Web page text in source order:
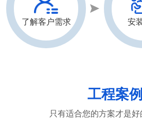
了解客户需求 安
工程案例
只有适合您的方案才是